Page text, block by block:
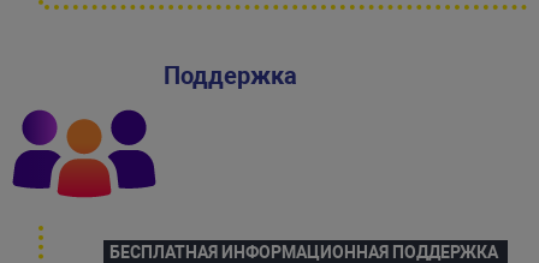
Поддержка
БЕСПЛАТНАЯ ИНФОРМАЦИОННАЯ ПОДДЕРЖКА